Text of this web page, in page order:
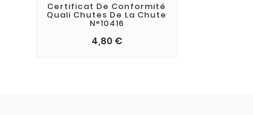
Certificat De Conformité
Quali Chutes De La Chute
N°10416
4,80 €